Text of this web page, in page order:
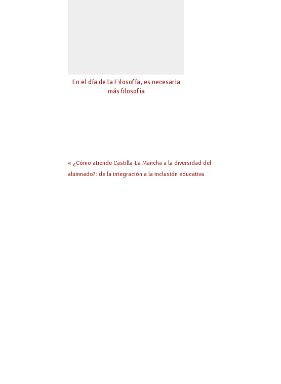
En el día de la Filosofía, es necesaria
más filosofía
« ¿Cómo atiende Castilla-La Mancha a la diversidad del
alumnado?: de la integración a la inclusión educativa